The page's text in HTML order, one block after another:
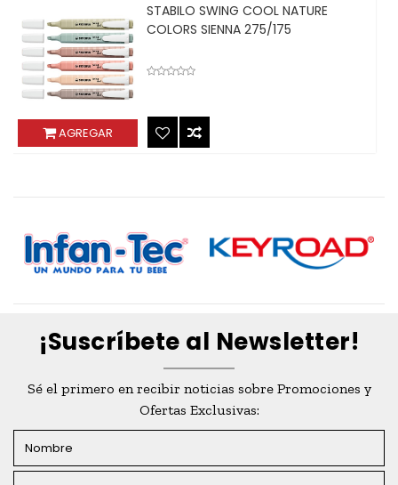
AGREGAR
STABILO SWING COOL NATURE
COLORS SIENNA 275/175
¡Suscríbete al Newsletter!
Sé el primero en recibir noticias sobre Promociones y
Ofertas Exclusivas: